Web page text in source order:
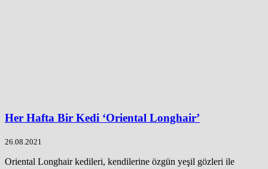
Her Hafta Bir Kedi ‘Oriental Longhair’
26.08.2021
Oriental Longhair kedileri, kendilerine özgün yeşil gözleri ile